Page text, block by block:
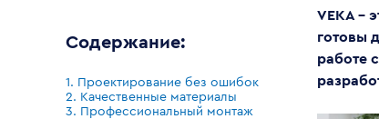
Содержание:
1. Проектирование без ошибок
2. Качественные материалы
3. Профессиональный монтаж
VEKA –
готовы
работе